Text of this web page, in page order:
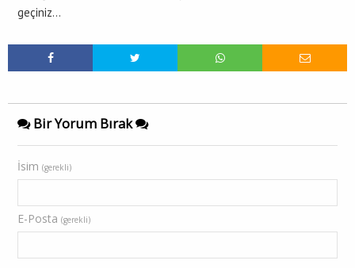
geçiniz…
Bir Yorum Bırak
İsim (gerekli)
E-Posta (gerekli)